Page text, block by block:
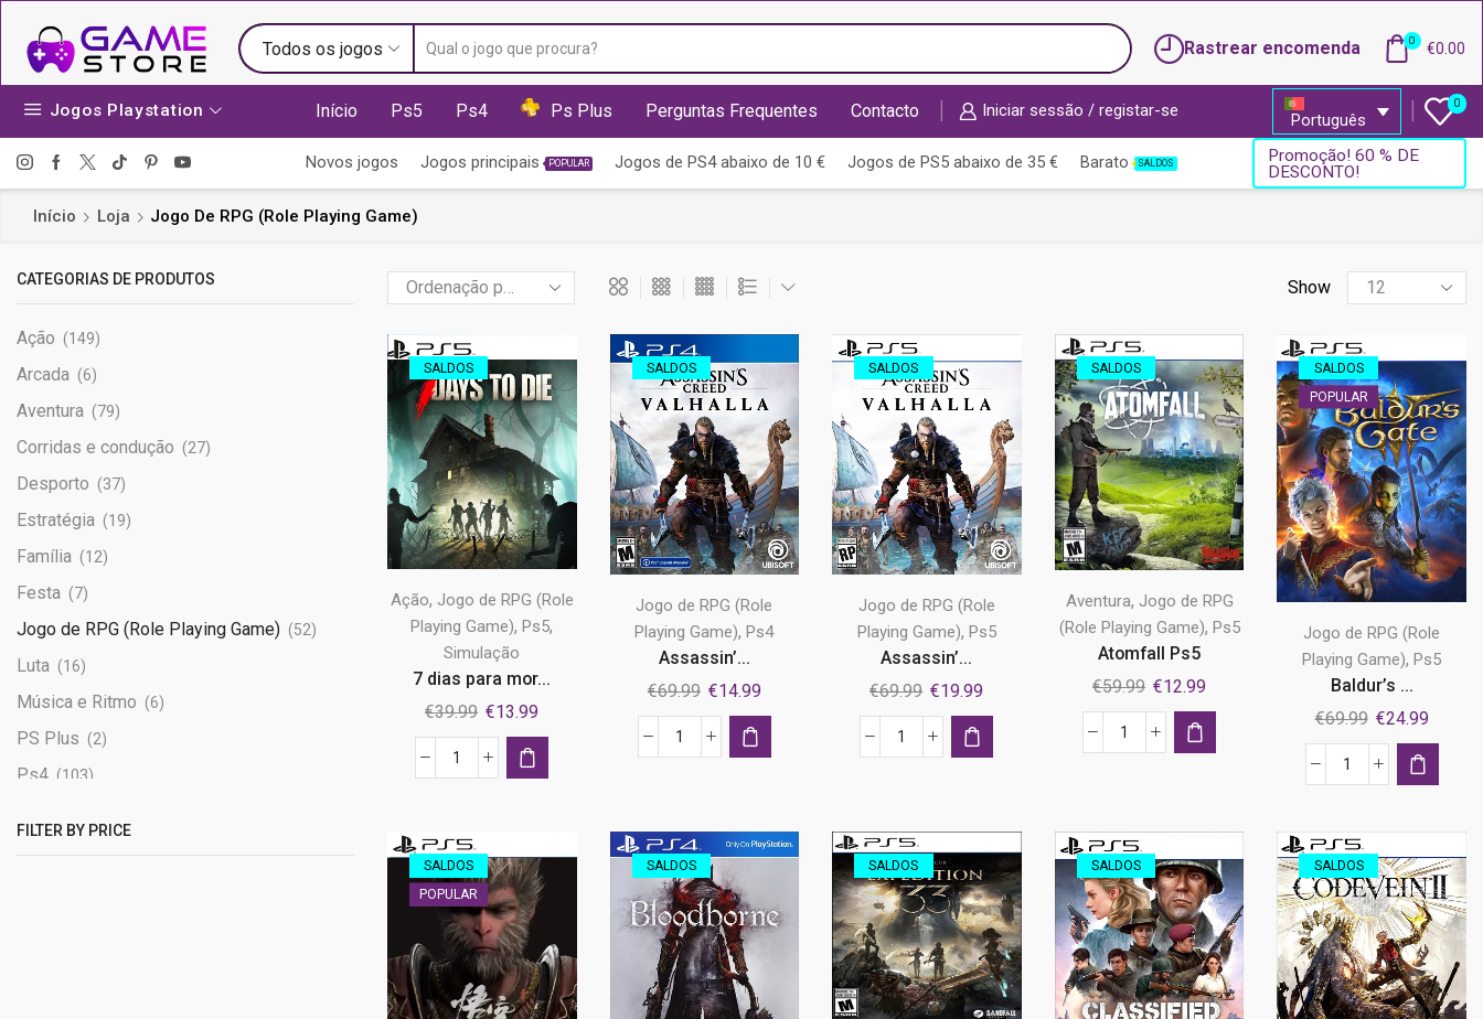
Todos os jogos
de
pesquisa
Rastrear encomenda 0 €0.00
Jogos Playstation Início Ps5 Ps4 Ps Plus Perguntas Frequentes Contacto Iniciar sessão / registar-se Português
0
Novos jogos Jogos principais POPULAR Jogos de PS4 abaixo de 10 € Jogos de PS5 abaixo de 35 € Barato SALDOS
Promoção! 60 % DE
DESCONTO!
Início Loja Jogo De RPG (Role Playing Game)
Show
Products
per
SALDOS
Ação, Jogo de RPG (Role
Playing Game),Ps5,
Simulação
7 dias para mor...
€39.99 O
preço
original
€13.99
preço
Quantidade
dias
para
morrer
-
edição
de
consola
SALDOS
Jogo de RPG (Role
Playing Game),Ps4
Assassin’...
€69.99 O
preço
original
€14.99O
preço
Quantidade
Creed
Valhalla
Ps4
SALDOS
Jogo de RPG (Role
Playing Game), Ps5
Assassin’...
€69.99 O
preço
original
€19.99
preço
Quantidade
Creed
Valhalla
Ps5
SALDOS
Aventura, Jogo de RPG
(Role Playing Game), Ps5
Atomfall Ps5
€59.99 O
preço
original
€12.99
preço
Quantidade
SALDOS
POPULAR
Jogo de RPG (Role
Playing Game),Ps5
Baldur’s ...
€69.99 O
preço
original
€24.99O
preço
Quantidade
Gate
3
Ps5
SALDOS
POPULAR
SALDOS SALDOS SALDOS SALDOS
CATEGORIAS DE PRODUTOS
Ação (149)
Arcada (6)
Aventura (79)
Corridas e condução (27)
Desporto (37)
Estratégia (19)
Família (12)
Festa (7)
Jogo de RPG (Role Playing Game) (52)
Luta (16)
Música e Ritmo (6)
PS Plus (2)
Ps4 (103)
FILTER BY PRICE